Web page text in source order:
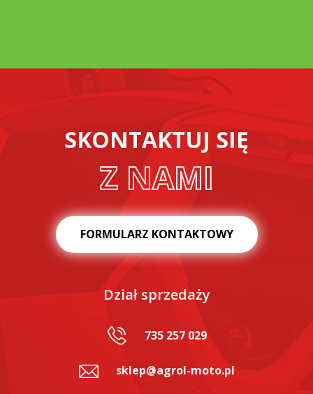
SKONTAKTUJ SIĘ
Z NAMI
FORMULARZ KONTAKTOWY
Dział sprzedaży
735 257 029
sklep@agrol-moto.pl